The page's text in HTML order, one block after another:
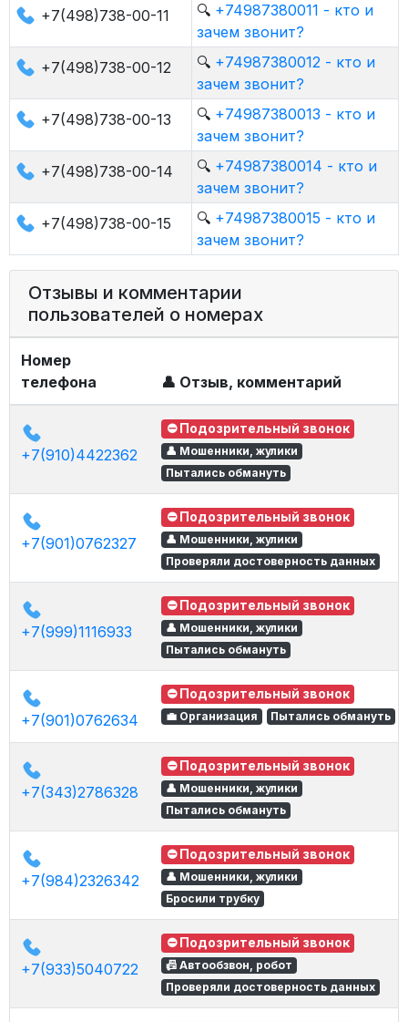
+7(498)738-00-11
🔍 +74987380011 - кто и
зачем звонит?
+7(498)738-00-12
🔍 +74987380012 - кто и
зачем звонит?
+7(498)738-00-13
🔍 +74987380013 - кто и
зачем звонит?
+7(498)738-00-14
🔍 +74987380014 - кто и
зачем звонит?
+7(498)738-00-15
🔍 +74987380015 - кто и
зачем звонит?
Отзывы и комментарии
пользователей о номерах
Номер
телефона
👤 Отзыв, комментарий
+7(910)4422362
⛔ Подозрительный звонок
👤 Мошенники, жулики
Пытались обмануть
+7(901)0762327
⛔ Подозрительный звонок
👤 Мошенники, жулики
Проверяли достоверность данных
+7(999)1116933
⛔ Подозрительный звонок
👤 Мошенники, жулики
Пытались обмануть
+7(901)0762634
⛔ Подозрительный звонок
💼 Организация Пытались обмануть
+7(343)2786328
⛔ Подозрительный звонок
👤 Мошенники, жулики
Пытались обмануть
+7(984)2326342
⛔ Подозрительный звонок
👤 Мошенники, жулики
Бросили трубку
+7(933)5040722
⛔ Подозрительный звонок
📠 Автообзвон, робот
Проверяли достоверность данных